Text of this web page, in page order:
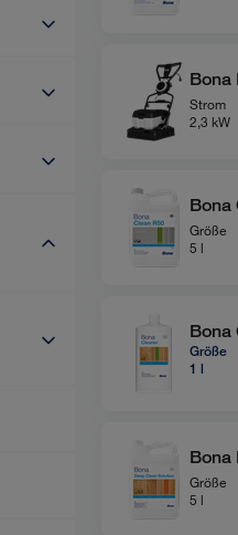
Bona
Strom
2,3 kW
Bona
Größe
5 l
Bona
Größe
1 l
Bona
Größe
5 l